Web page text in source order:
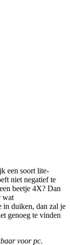
een soort lite-
niet negatief te
beetje 4X? Dan
wat
in duiken, dan zal je
genoeg te vinden
voor pc.